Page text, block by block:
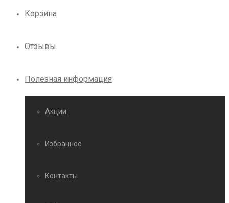
Корзина
Отзывы
Полезная информация
Акции
Избранное
Контакты